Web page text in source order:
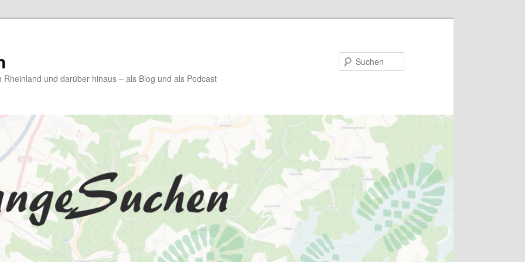
und darüber hinaus – als Blog und als Podcast